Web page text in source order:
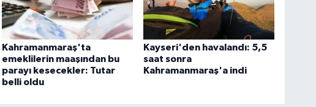
Kahramanmaraş'ta
emeklilerin maaşından bu
parayı kesecekler: Tutar
belli oldu
Kayseri'den havalandı: 5,5
saat sonra
Kahramanmaraş'a indi